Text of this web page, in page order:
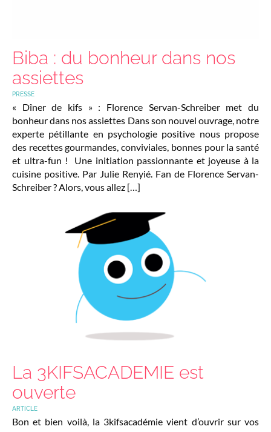
Biba : du bonheur dans nos
assiettes
PRESSE
« Dîner de kifs » : Florence Servan-Schreiber met du
bonheur dans nos assiettes Dans son nouvel ouvrage, notre
experte pétillante en psychologie positive nous propose
des recettes gourmandes, conviviales, bonnes pour la santé
et ultra-fun ! Une initiation passionnante et joyeuse à la
cuisine positive. Par Julie Renyié. Fan de Florence Servan-
Schreiber ? Alors, vous allez […]
La 3KIFSACADEMIE est
ouverte
ARTICLE
Bon et bien voilà, la 3kifsacadémie vient d’ouvrir sur vos